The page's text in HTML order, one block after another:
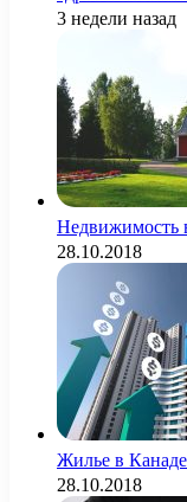
3 недели назад
Недвижимость
28.10.2018
Жилье в
28.10.2018